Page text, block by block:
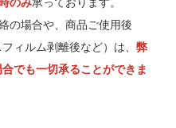
の場合や、商品ご使用後
ィルム剥離後など）は、 弊
でも一切承ることができま